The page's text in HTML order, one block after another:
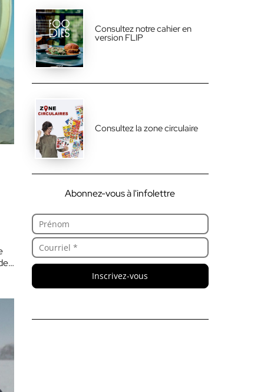
Consultez notre cahier en
version FLIP
Consultez la zone circulaire
Abonnez-vous à l'infolettre
Inscrivez-vous